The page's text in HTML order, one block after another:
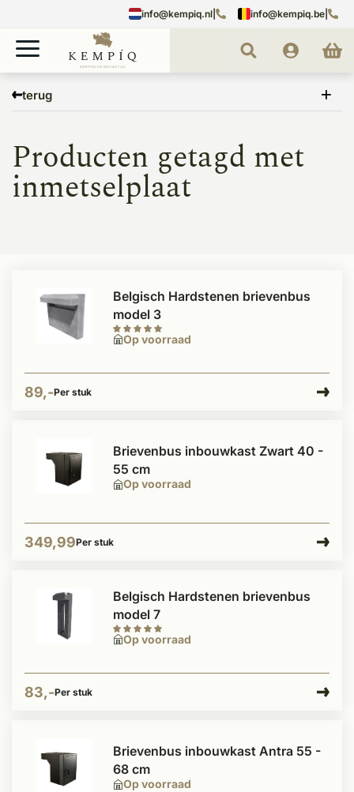
info@kempiq.nl info@kempiq.be
terug
inmetselplaat
Producten getagd met
inmetselplaat
Op voorraad
Belgisch Hardstenen brievenbus
model 3
89,-Per stuk
Op voorraad
Brievenbus inbouwkast Zwart 40 -
55 cm
349,99Per stuk
Op voorraad
Belgisch Hardstenen brievenbus
model 7
83,-Per stuk
Op voorraad
Brievenbus inbouwkast Antra 55 -
68 cm